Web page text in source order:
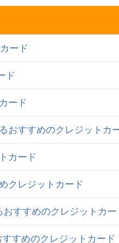
ード
ド
ード
おすすめのクレジットカ
カード
クレジットカード
すすめのクレジットカー
すめのクレジットカード